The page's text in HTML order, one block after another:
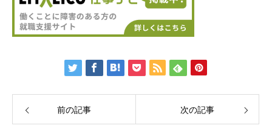
前の記事 次の記事